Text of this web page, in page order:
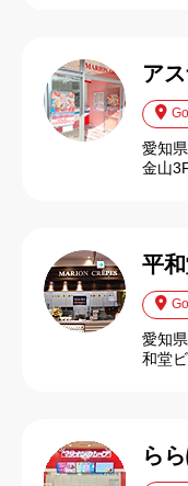
ア
愛知
金山
平
愛知
和堂
ら